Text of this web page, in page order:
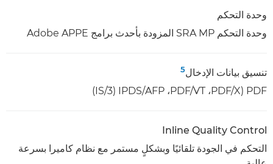
وحدة التحكم
وحدة التحكم SRA MP المزودة بأحدث برامج Adobe APPE
تنسيق بيانات الإدخال5
PDF‏ (PDF/X،‏ PDF/VT،‏ AFP‏/IPDS‏ (IS/3)
Inline Quality Control
التحكم في الجودة تلقائيًا وبشكلٍ مستمر مع نظام كاميرا بسرعة